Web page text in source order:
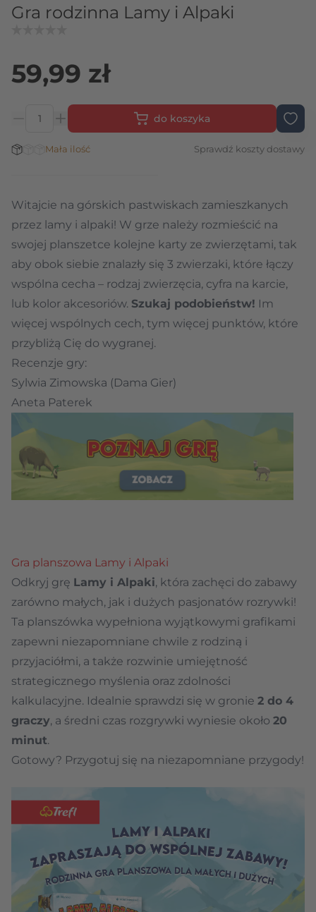
Gra rodzinna Lamy i Alpaki
59,99 zł
do koszyka
Stan magazynowy:
Mała ilość Sprawdź koszty dostawy
Witajcie na górskich pastwiskach zamieszkanych
przez lamy i alpaki! W grze należy rozmieścić na
swojej planszetce kolejne karty ze zwierzętami, tak
aby obok siebie znalazły się 3 zwierzaki, które łączy
wspólna cecha – rodzaj zwierzęcia, cyfra na karcie,
lub kolor akcesoriów. Szukaj podobieństw! Im
więcej wspólnych cech, tym więcej punktów, które
przybliżą Cię do wygranej.
Recenzje gry:
Sylwia Zimowska (Dama Gier)
Aneta Paterek
Gra planszowa Lamy i Alpaki
Odkryj grę Lamy i Alpaki, która zachęci do zabawy
zarówno małych, jak i dużych pasjonatów rozrywki!
Ta planszówka wypełniona wyjątkowymi grafikami
zapewni niezapomniane chwile z rodziną i
przyjaciółmi, a także rozwinie umiejętność
strategicznego myślenia oraz zdolności
kalkulacyjne. Idealnie sprawdzi się w gronie 2 do 4
graczy, a średni czas rozgrywki wyniesie około 20
minut.
Gotowy? Przygotuj się na niezapomniane przygody!